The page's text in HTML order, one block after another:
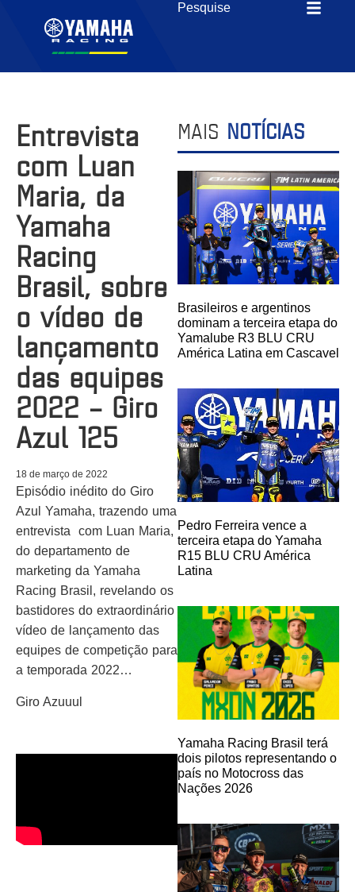
Entrevista
com Luan
Maria, da
Yamaha
Racing
Brasil, sobre
o vídeo de
lançamento
das equipes
2022 – Giro
Azul 125
18 de março de 2022
Episódio inédito do Giro
Azul Yamaha, trazendo uma
entrevista com Luan Maria,
do departamento de
marketing da Yamaha
Racing Brasil, revelando os
bastidores do extraordinário
vídeo de lançamento das
equipes de competição para
a temporada 2022…
Giro Azuuul
MAIS NOTÍCIAS
Brasileiros e argentinos
dominam a terceira etapa do
Yamalube R3 BLU CRU
América Latina em Cascavel
Pedro Ferreira vence a
terceira etapa do Yamaha
R15 BLU CRU América
Latina
Yamaha Racing Brasil terá
dois pilotos representando o
país no Motocross das
Nações 2026